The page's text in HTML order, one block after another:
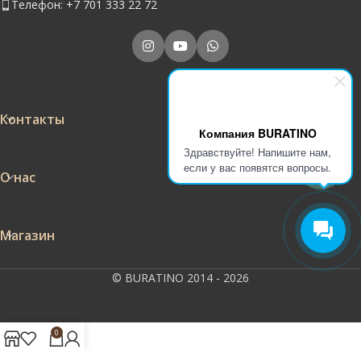
Компания BURATINO
Здравствуйте! Напишите нам,
если у вас появятся вопросы.
Телефон: +7 701 333 22 72
Контакты
О нас
Магазин
© BURATINO 2014 - 2026
0